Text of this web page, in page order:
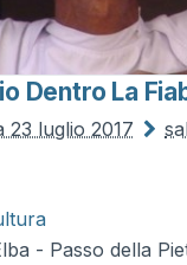
Dentro La
23 luglio 2017
- Passo della